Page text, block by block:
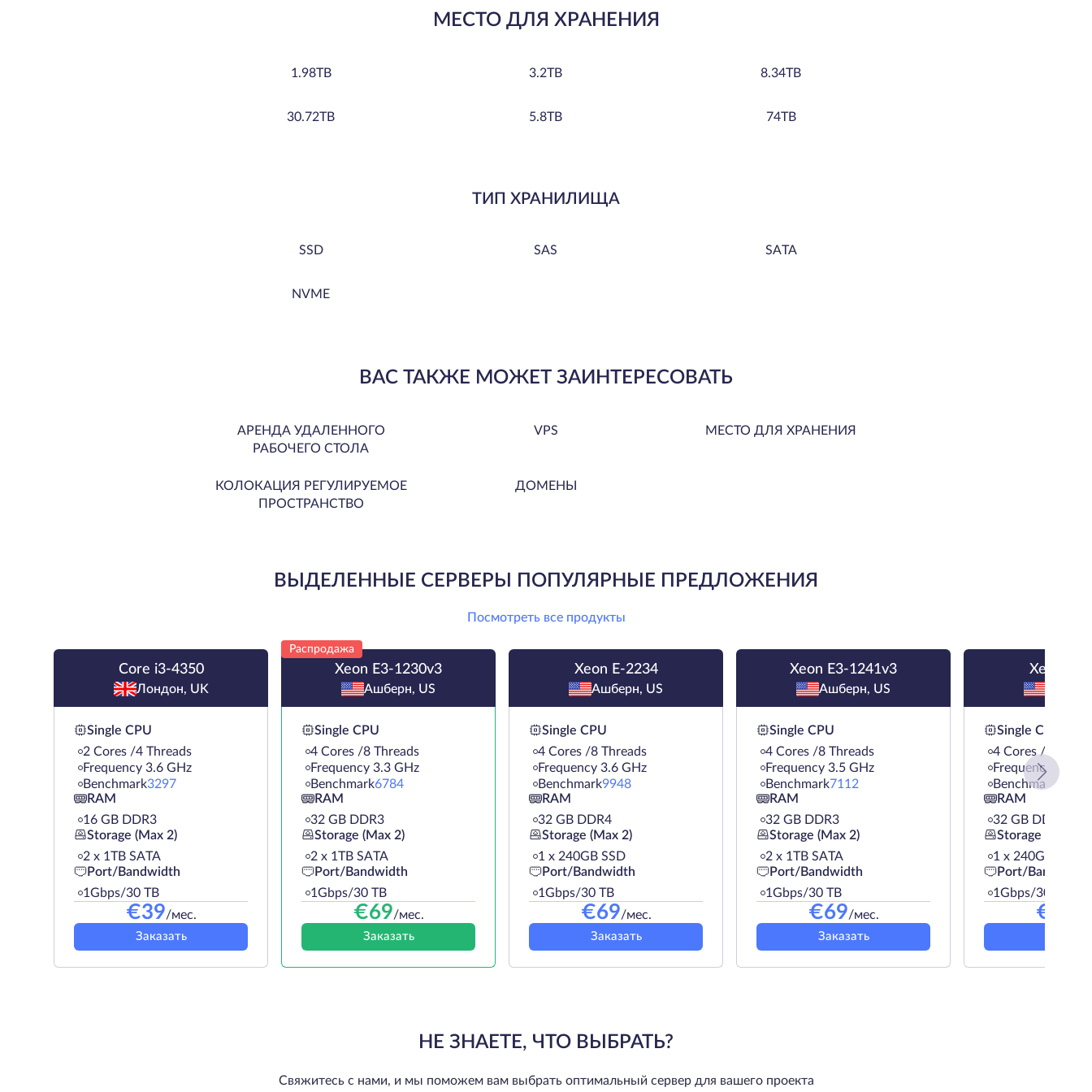
МЕСТО ДЛЯ ХРАНЕНИЯ
1.98TB 3.2TB 8.34TB
30.72TB 5.8TB 74TB
TИП ХРАНИЛИЩА
SSD SAS SATA
NVME
ВАС ТАКЖЕ МОЖЕТ ЗАИНТЕРЕСОВАТЬ
АРЕНДА УДАЛЕННОГО
РАБОЧЕГО СТОЛА
VPS МЕСТО ДЛЯ ХРАНЕНИЯ
КОЛОКАЦИЯ РЕГУЛИРУЕМОЕ
ПРОСТРАНСТВО
ДОМЕНЫ
ВЫДЕЛЕННЫЕ СЕРВЕРЫ ПОПУЛЯРНЫЕ ПРЕДЛОЖЕНИЯ
Посмотреть все продукты
Core i3-4350
Лондон, UK
Single CPU
2 Cores /4 Threads
Frequency 3.6 GHz
Benchmark3297
RAM
16 GB DDR3
Storage (Max 2)
2 х 1TB SATA
Port/Bandwidth
1Gbps/30 TB
€39/мес.
Заказать
Распродажа
Xeon E3-1230v3
Ашберн, US
Single CPU
4 Cores /8 Threads
Frequency 3.3 GHz
Benchmark6784
RAM
32 GB DDR3
Storage (Max 2)
2 х 1TB SATA
Port/Bandwidth
1Gbps/30 TB
€69/мес.
Заказать
Xeon E-2234
Ашберн, US
Single CPU
4 Cores /8 Threads
Frequency 3.6 GHz
Benchmark9948
RAM
32 GB DDR4
Storage (Max 2)
1 х 240GB SSD
Port/Bandwidth
1Gbps/30 TB
€69/мес.
Заказать
Xeon E3-1241v3
Ашберн, US
Single CPU
4 Cores /8 Threads
Frequency 3.5 GHz
Benchmark7112
RAM
32 GB DDR3
Storage (Max 2)
2 х 1TB SATA
Port/Bandwidth
1Gbps/30 TB
€69/мес.
Заказать
Xeon E-
Single CPU
4 Cores /8
Frequency 3.6
Benchmark9948
RAM
32 GB DDR4
Storage (Max 2)
1 х 240GB SSD
Port/Bandwidth
1Gbps/30 TB
€
НЕ ЗНАЕТЕ, ЧТО ВЫБРАТЬ?
Свяжитесь с нами, и мы поможем вам выбрать оптимальный сервер для вашего проекта